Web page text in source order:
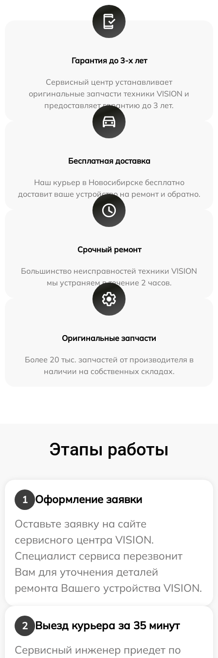
Гарантия до 3-х лет
Сервисный центр устанавливает
оригинальные запчасти техники VISION и
предоставляет гарантию до 3 лет.
Бесплатная доставка
Наш курьер в Новосибирске бесплатно
доставит ваше устройство на ремонт и обратно.
Срочный ремонт
Большинство неисправностей техники VISION
мы устраняем в течение 2 часов.
Оригинальные запчасти
Более 20 тыс. запчастей от производителя в
наличии на собственных складах.
Этапы работы
1
Оформление заявки
Оставьте заявку на сайте
сервисного центра VISION.
Специалист сервиса перезвонит
Вам для уточнения деталей
ремонта Вашего устройства VISION.
2
Выезд курьера за 35 минут
Сервисный инженер приедет по